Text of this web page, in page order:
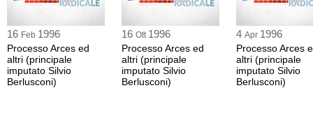
16 Feb 1996
Processo Arces ed
altri (principale
imputato Silvio
Berlusconi)
16 Ott 1996
Processo Arces ed
altri (principale
imputato Silvio
Berlusconi)
4 Apr 1996
Processo Arces
altri (principale
imputato Silvio
Berlusconi)